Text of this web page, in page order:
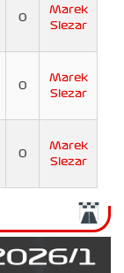
0
Marek
Slezar
0
Marek
Slezar
0
Marek
Slezar